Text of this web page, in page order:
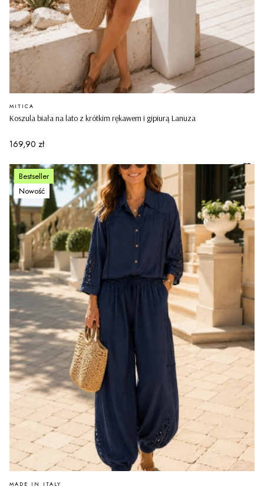
Koszula biała na lato z krótkim rękawem i gipiurą Lanuza
PRODUCENT
MITICA
Cena
169,90 zł
Bestseller
Nowość
PRODUCENT
MADE IN ITALY